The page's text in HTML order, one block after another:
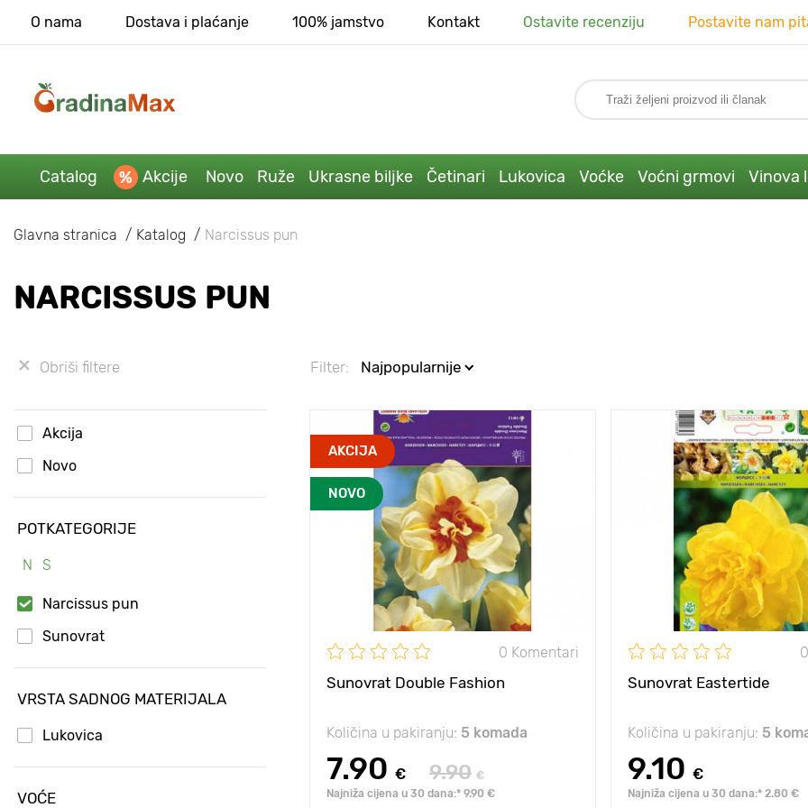
O nama Dostava i plaćanje 100% jamstvo Kontakt Ostavite recenziju Postavite nam
Catalog Akcije Novo Ruže Ukrasne biljke Četinari Lukovica Voćke Voćni grmovi Vinova
Glavna stranica Katalog Narcissus pun
NARCISSUS PUN
Obriši filtere
Akcija
Novo
POTKATEGORIJE
N S
Narcissus pun
Sunovrat
VRSTA SADNOG MATERIJALA
Lukovica
VOĆE
Filter: Najpopularnije
AKCIJA
NOVO
0 Komentari
Sunovrat Double Fashion
Količina u pakiranju: 5 komada
7.90 € 9.90 €
Najniža cijena u 30 dana:* 9.90 €
Otpornost na
hladnoću
Dubina sadnje 10 - 15 cm
Posebnosti mirisni pompon
Visina biljke 25 - 30 cm
Razmak između
10 - 15 cm
Sunovrat Eastertide
Količina u pakiranju: 5
9.10 €
Najniža cijena u 30 dana:* 2.80 €
Otpornost na
hladnoću
Dubina sadnje
Posebnosti pravo
Visina biljke
Razmak između